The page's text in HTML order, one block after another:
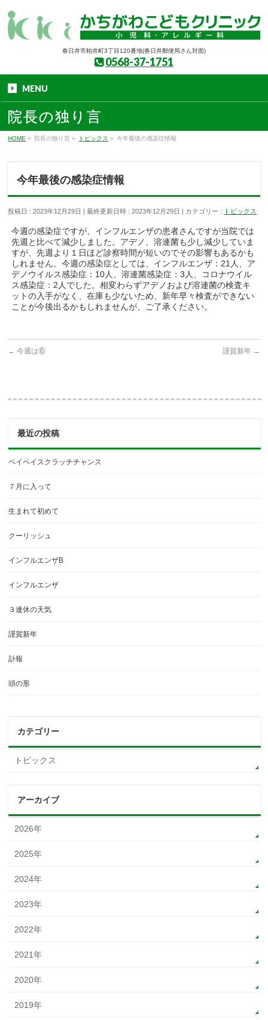
春日井市柏井町3丁目120番地(春日井郵便局さん対面)
0568-37-1751
MENU
院長の独り言
HOME » 院長の独り言 » トピックス » 今年最後の感染症情報
今年最後の感染症情報
投稿日 : 2023年12月29日 最終更新日時 : 2023年12月29日 カテゴリー : トピックス
今週の感染症ですが、インフルエンザの患者さんですが当院では
先週と比べて減少しました。アデノ、溶連菌も少し減少していま
すが、先週より１日ほど診察時間が短いのでその影響もあるかも
しれません。今週の感染症としては、インフルエンザ：21人、ア
デノウイルス感染症：10人、溶連菌感染症：3人、コロナウイル
ス感染症：2人でした。相変わらずアデノおよび溶連菌の検査キ
ットの入手がなく、在庫も少ないため、新年早々検査ができない
ことが今後出るかもしれませんが、ご了承ください。
← 今週は⑥ 謹賀新年 →
最近の投稿
ペイペイスクラッチチャンス
７月に入って
生まれて初めて
クーリッシュ
インフルエンザB
インフルエンザ
３連休の天気
謹賀新年
訃報
頭の形
カテゴリー
トピックス
アーカイブ
2026年
2025年
2024年
2023年
2022年
2021年
2020年
2019年